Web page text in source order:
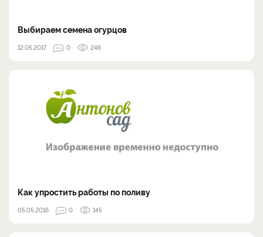
Выбираем семена огурцов
12.05.2017 0 246
Как упростить работы по поливу
05.05.2016 0 145